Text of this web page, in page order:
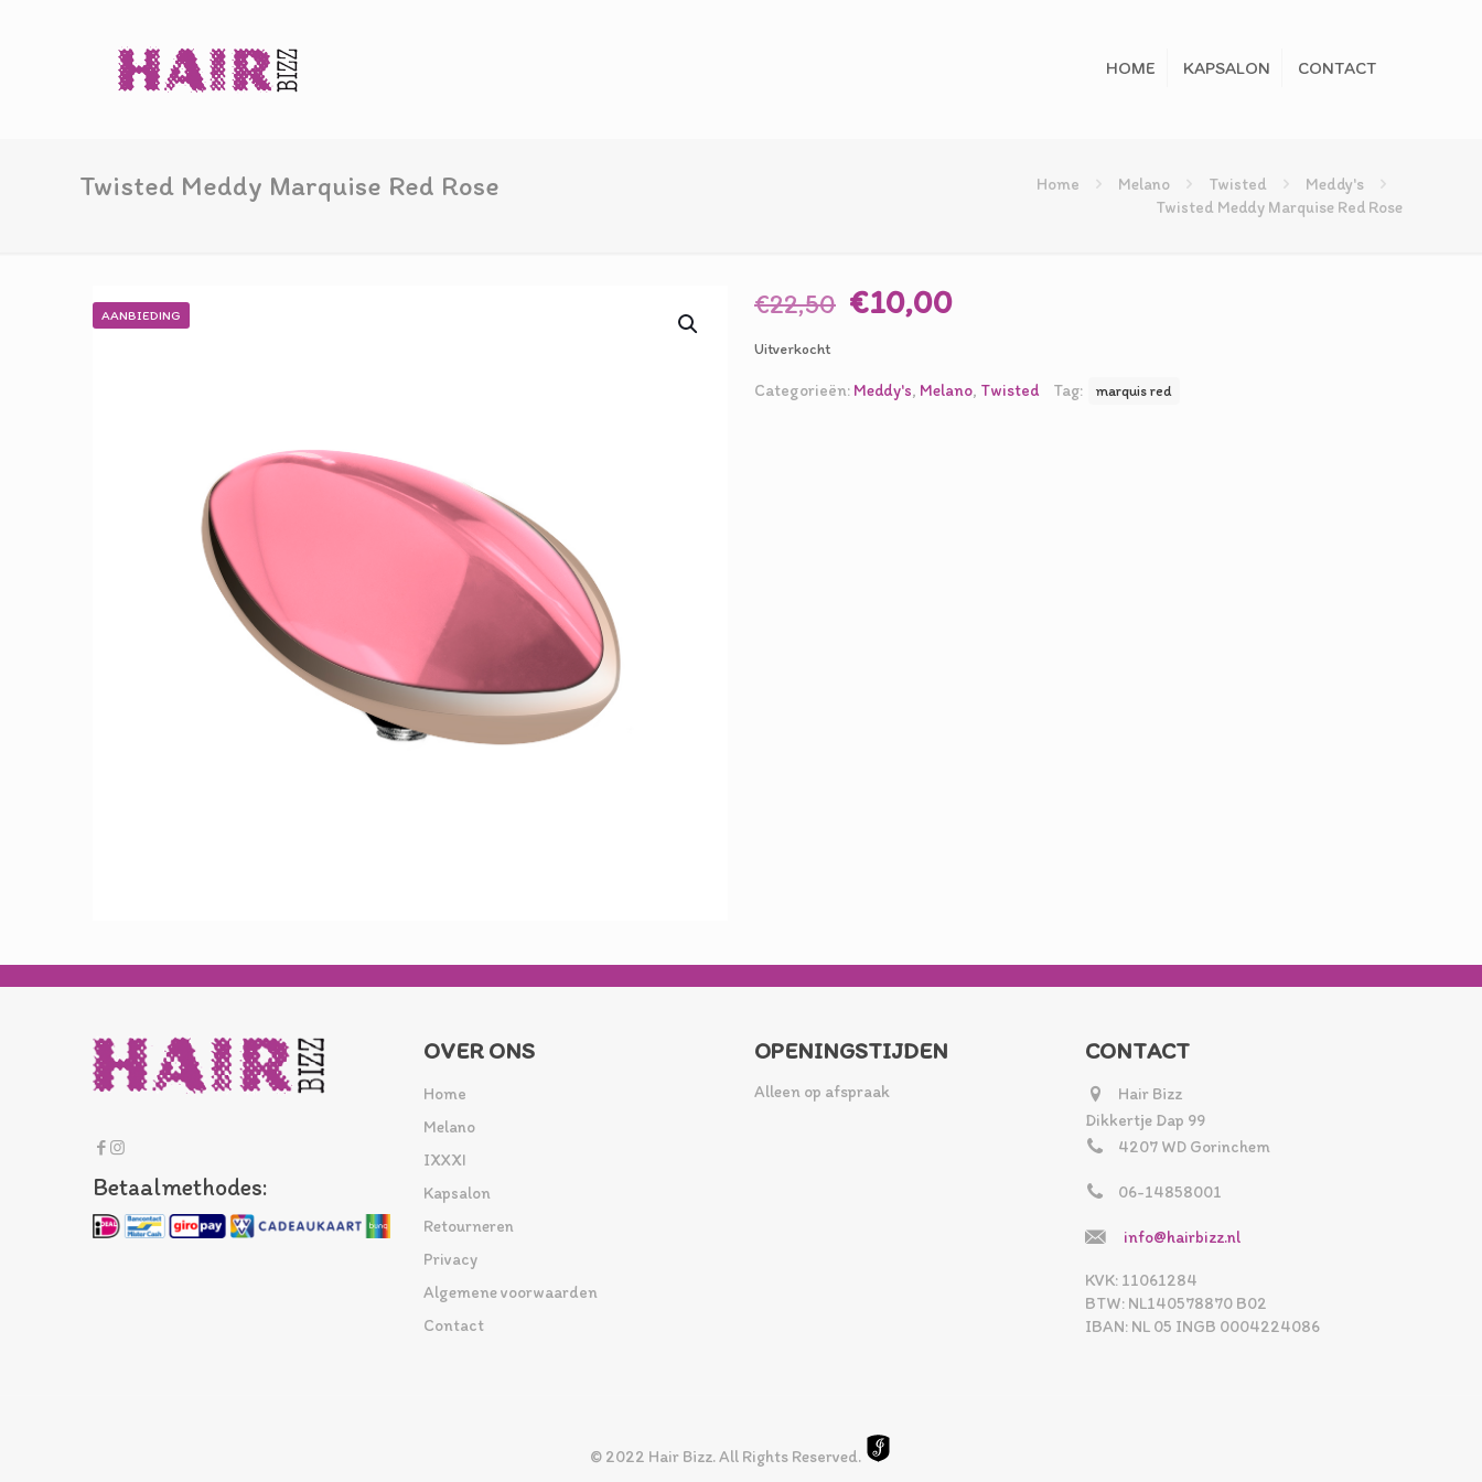
HOME KAPSALON CONTACT
Twisted Meddy Marquise Red Rose Home Melano Twisted
Meddy's
Twisted Meddy Marquise Red Rose
AANBIEDING €22,50 Oorspronkelijke
€22,50.
€10,00Huidige
€10,00.
Uitverkocht
Categorieën: Meddy's, Melano, Twisted Tag: marquis red
Betaalmethodes:
OVER ONS
Home
Melano
IXXXI
Kapsalon
Retourneren
Privacy
Algemene voorwaarden
Contact
OPENINGSTIJDEN
Alleen op afspraak
CONTACT
Hair Bizz
Dikkertje Dap 99
4207 WD Gorinchem
06-14858001
info@hairbizz.nl
KVK: 11061284
BTW: NL140578870 B02
IBAN: NL 05 INGB 0004224086
© 2022 Hair Bizz. All Rights Reserved.